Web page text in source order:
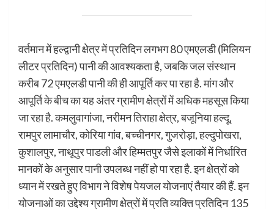
वर्तमान में हल्द्वानी क्षेत्र में प्रतिदिन लगभग 80 एमएलडी (मिलियन
लीटर प्रतिदिन) पानी की आवश्यकता है, जबकि जल संस्थान
करीब 72 एमएलडी पानी की ही आपूर्ति कर पा रहा है. मांग और
आपूर्ति के बीच का यह अंतर ग्रामीण क्षेत्रों में अधिक महसूस किया
जा रहा है. कमलुवागांजा, नरीमन तिराहा क्षेत्र, बजूनिया हल्दू,
रामपुर लामाचौर, कोरिया गांव, बच्चीनगर, गुजरोड़ा, हल्दुपोखरा,
कुशालपुर, नाथूपुर पाडली और हिम्मतपुर जैसे इलाकों में निर्धारित
मानकों के अनुसार पानी उपलब्ध नहीं हो पा रहा है. इन क्षेत्रों को
ध्यान में रखते हुए विभाग ने विशेष पेयजल योजनाएं तैयार की हैं. इन
योजनाओं का उद्देश्य ग्रामीण क्षेत्रों में प्रति व्यक्ति प्रतिदिन 135